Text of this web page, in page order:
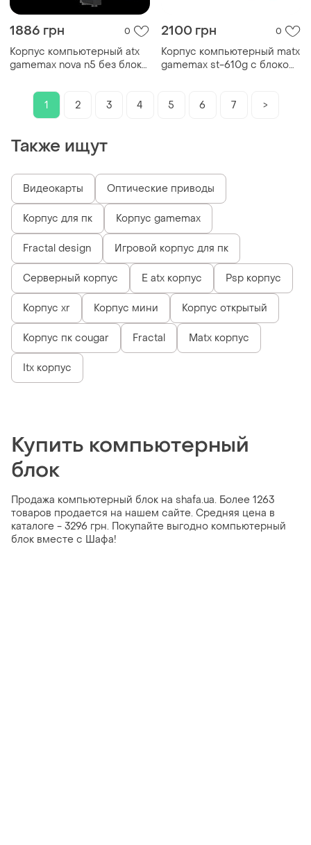
1886 грн 0
Корпус компьютерный atx
gamemax nova n5 без блока
2100 грн 0
Корпус компьютерный matx
gamemax st-610g с блоком
1
2 3 4 5 6 7 >
Также ищут
Видеокарты Оптические приводы
Корпус для пк Корпус gamemax
Fractal design Игровой корпус для пк
Серверный корпус E atx корпус Psp корпус
Корпус xr Корпус мини Корпус открытый
Корпус пк cougar Fractal Matx корпус
Itx корпус
Купить компьютерный
блок
Продажа компьютерный блок на shafa.ua. Более 1263
товаров продается на нашем сайте. Средняя цена в
каталоге - 3296 грн. Покупайте выгодно компьютерный
блок вместе с Шафа!